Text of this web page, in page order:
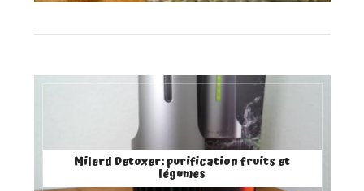
Milerd Detoxer: purification fruits et
légumes